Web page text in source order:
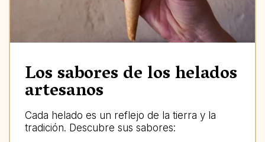
Los sabores de los helados
artesanos
Cada helado es un reflejo de la tierra y la
tradición. Descubre sus sabores: